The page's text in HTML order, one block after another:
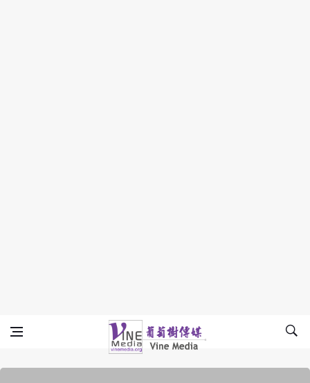
Vine Media
葡萄樹傳媒